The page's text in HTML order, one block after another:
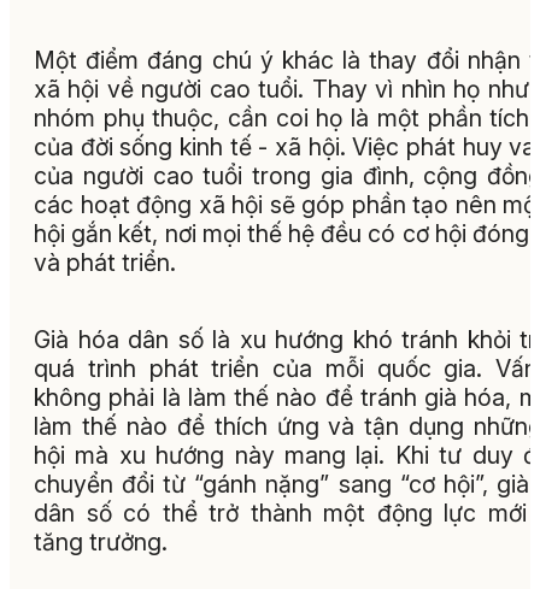
Một điểm đáng chú ý khác là thay đổi nhận
xã hội về người cao tuổi. Thay vì nhìn họ như
nhóm phụ thuộc, cần coi họ là một phần tích
của đời sống kinh tế - xã hội. Việc phát huy
của người cao tuổi trong gia đình, cộng
các hoạt động xã hội sẽ góp phần tạo nên
hội gắn kết, nơi mọi thế hệ đều có cơ hội đóng
và phát triển.
Già hóa dân số là xu hướng khó tránh khỏi
quá trình phát triển của mỗi quốc gia.
không phải là làm thế nào để tránh già hóa,
làm thế nào để thích ứng và tận dụng
hội mà xu hướng này mang lại. Khi tư duy
chuyển đổi từ “gánh nặng” sang “cơ hội”, già
dân số có thể trở thành một động lực mới
tăng trưởng.